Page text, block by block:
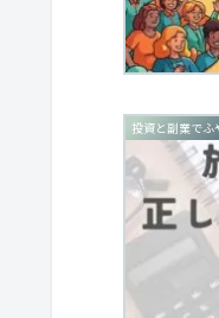
投資と副業でふ